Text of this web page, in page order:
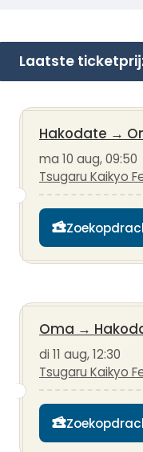
Laatste
Hakodate →
ma 10 aug, 09:50
Tsugaru Kaikyo
Oma →
di 11 aug, 12:30
Tsugaru Kaikyo